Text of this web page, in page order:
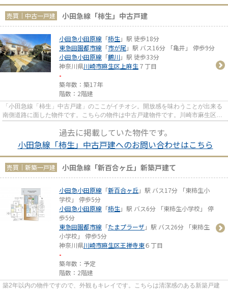
売買｜中古一戸建 小田急線「柿生」中古戸建
小田急小田原線 「柿生」駅 徒歩18分
東急田園都市線 「市が尾」駅 バス16分 「亀井」 停歩9分
小田急小田原線 「鶴川 」駅 徒歩33分
神奈川県川崎市麻生区 上麻生７丁目
-
築年数：築17年
階数：2階建
「小田急線「柿生」中古戸建」のここがイチオシ。開放感を味わうことが出来る
南側道路に面した物件です。こちらの物件は中古戸建物件です。川崎市麻生区の
過去に掲載していた物件です。
小田急線「柿生」中古戸建へのお問い合わせはこちら
売買｜新築一戸建 小田急線「新百合ヶ丘」新築戸建て
小田急小田原線 「新百合ヶ丘」駅 バス17分 「東柿生小
学校」 停歩5分
小田急小田原線 「柿生」駅 バス6分 「東柿生小学校」 停
歩5分
東急田園都市線 「たまプラーザ 」駅 バス26分 「東柿生
小学校」 停歩5分
神奈川県川崎市麻生区王禅寺東６丁目
-
築年数：予定
階数：2階建
築2年以内の物件ですので、外観もキレイです。こちらは清潔感のある新築戸建